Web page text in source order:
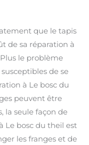
que le tapis
de sa réparation à
le problème
de se
à Le bosc du
peuvent être
la seule façon de
Le bosc du theil est
les franges et de